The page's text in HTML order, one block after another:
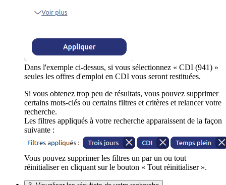
Dans l'exemple ci-dessus, si vous sélectionnez « CDI (941) »
seules les offres d'emploi en CDI vous seront restituées.
Si vous obtenez trop peu de résultats, vous pouvez supprimer
certains mots-clés ou certains filtres et critères et relancer votre
recherche.
Les filtres appliqués à votre recherche apparaissent de la façon
suivante :
Vous pouvez supprimer les filtres un par un ou tout
réinitialiser en cliquant sur le bouton « Tout réinitialiser ».